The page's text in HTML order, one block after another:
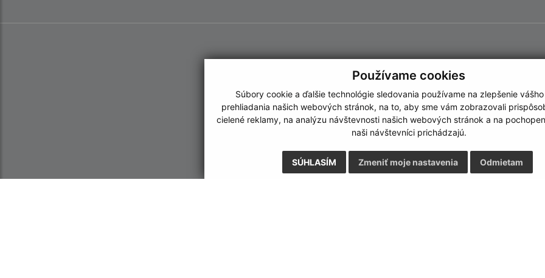
Používame cookies
Súbory cookie a ďalšie technológie sledovania používame na zlepšenie
prehliadania našich webových stránok, na to, aby sme vám zobrazovali
cielené reklamy, na analýzu návštevnosti našich webových stránok a na
naši návštevníci prichádzajú.
SÚHLASÍM Odmietam
Zmeniť moje nastavenia